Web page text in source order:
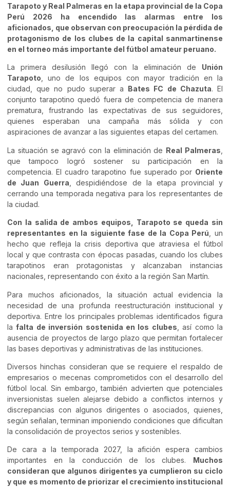
Tarapoto y Real Palmeras en la etapa provincial de la Copa
Perú 2026 ha encendido las alarmas entre los
aficionados, que observan con preocupación la pérdida de
protagonismo de los clubes de la capital sanmartinense
en el torneo más importante del fútbol amateur peruano.
La primera desilusión llegó con la eliminación de Unión
Tarapoto , uno de los equipos con mayor tradición en la
ciudad, que no pudo superar a Bates FC de Chazuta. El
conjunto tarapotino quedó fuera de competencia de manera
prematura, frustrando las expectativas de sus seguidores,
quienes esperaban una campaña más sólida y con
aspiraciones de avanzar a las siguientes etapas del certamen.
La situación se agravó con la eliminación de Real Palmeras
que tampoco logró sostener su participación en la
competencia. El cuadro tarapotino fue superado por Oriente
de Juan Guerra , despidiéndose de la etapa provincial y
cerrando una temporada negativa para los representantes de
la ciudad.
Con la salida de ambos equipos, Tarapoto se queda sin
representantes en la siguiente fase de la Copa Perú , un
hecho que refleja la crisis deportiva que atraviesa el fútbol
local y que contrasta con épocas pasadas, cuando los clubes
tarapotinos eran protagonistas y alcanzaban instancias
nacionales, representando con éxito a la región San Martín.
Para muchos aficionados, la situación actual evidencia la
necesidad de una profunda reestructuración institucional y
deportiva. Entre los principales problemas identificados figura
lafalta de inversión sostenida en los clubes , así como la
ausencia de proyectos de largo plazo que permitan fortalecer
las bases deportivas y administrativas de las instituciones.
Diversos hinchas consideran que se requiere el respaldo de
empresarios o mecenas comprometidos con el desarrollo del
fútbol local. Sin embargo, también advierten que potenciales
inversionistas suelen alejarse debido a conflictos internos y
discrepancias con algunos dirigentes o asociados, quienes,
según señalan, terminan imponiendo condiciones que dificultan
la consolidación de proyectos serios y sostenibles.
De cara a la temporada 2027, la afición espera cambios
importantes en la conducción de los clubes. Muchos
consideran que algunos dirigentes ya cumplieron su ciclo
y que es momento de priorizar el crecimiento institucional